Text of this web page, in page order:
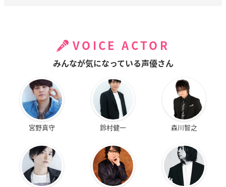
VOICE ACTOR
みんなが気になっている声優さん
宮野真守 鈴村健一 森川智之